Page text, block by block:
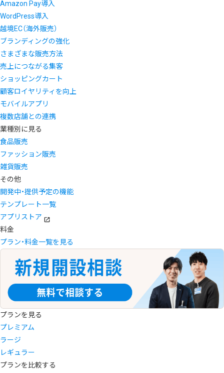
Amazon Pay導入
WordPress導入
越境EC（海外販売）
ブランディングの強化
さまざまな販売方法
売上につながる集客
ショッピングカート
顧客ロイヤリティを向上
モバイルアプリ
複数店舗との連携
業種別に見る
食品販売
ファッション販売
雑貨販売
その他
開発中・提供予定の機能
テンプレート一覧
アプリストア
料金
プラン・料金一覧を見る
プランを見る
プレミアム
ラージ
レギュラー
プランを比較する